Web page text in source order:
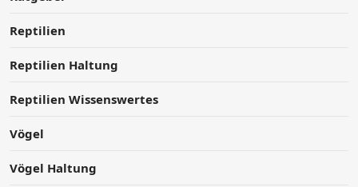
Reptilien
Reptilien Haltung
Reptilien Wissenswertes
Vögel
Vögel Haltung